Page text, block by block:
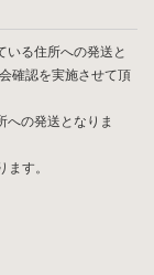
いる住所への発送と
確認を実施させて頂
への発送となりま
す。